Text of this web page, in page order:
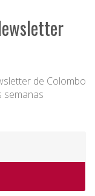
de Colombo
semanas